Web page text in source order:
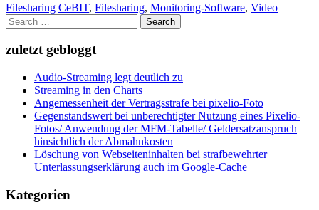
Filesharing CeBIT, Filesharing, Monitoring-Software, Video
Search
for:
zuletzt gebloggt
Audio-Streaming legt deutlich zu
Streaming in den Charts
Angemessenheit der Vertragsstrafe bei pixelio-Foto
Gegenstandswert bei unberechtigter Nutzung eines Pixelio-
Fotos/ Anwendung der MFM-Tabelle/ Geldersatzanspruch
hinsichtlich der Abmahnkosten
Löschung von Webseiteninhalten bei strafbewehrter
Unterlassungserklärung auch im Google-Cache
Kategorien